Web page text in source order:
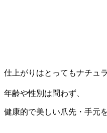
仕上がりはとってもナチュ
年齢や性別は問わず、
健康的で美しい爪先・手元